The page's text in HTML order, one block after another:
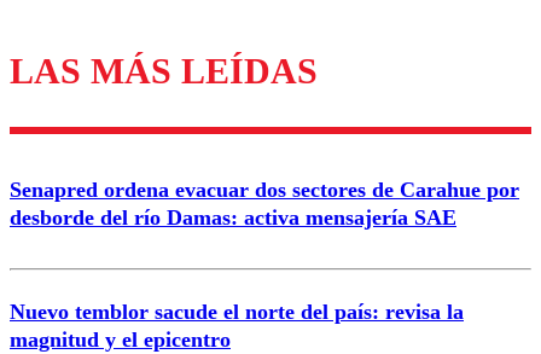
Los comentarios son moderados para garantizar un
diálogo respetuoso.
Correo
LAS MÁS LEÍDAS
Senapred ordena evacuar dos sectores de Carahue por
desborde del río Damas: activa mensajería SAE
Nuevo temblor sacude el norte del país: revisa la
magnitud y el epicentro